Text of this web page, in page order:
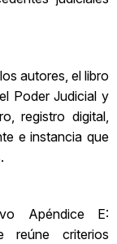
autores, el libro
Poder Judicial y
registro digital,
e instancia que
Apéndice E:
reúne criterios